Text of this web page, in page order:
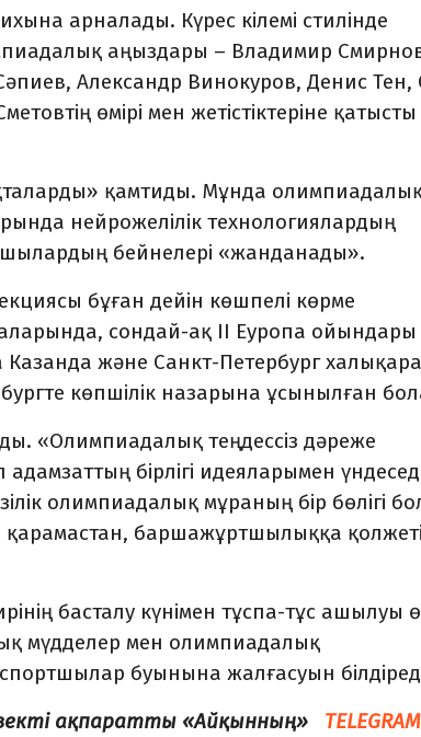
арналады. Күрес кілемі стилінде
аңыздары – Владимир
Александр Винокуров, Денис Тен,
өмірі мен жетістіктеріне қатысты
қамтиды. Мұнда
нейрожелілік технологиялардың
бейнелері «жанданады».
бұған дейін көшпелі көрме
сондай-ақ II Еуропа ойындары
және Санкт-Петербург
көпшілік назарына ұсынылған
«Олимпиадалық теңдессіз дәреже
бірлігі идеяларымен
олимпиадалық мұраның бір бөлігі
баршажұртшылыққа
басталу күнімен тұспа-тұс ашылуы
мүдделер мен олимпиадалық
буынына жалғасуын
ақпаратты «Айқынның»
TELEGRAM